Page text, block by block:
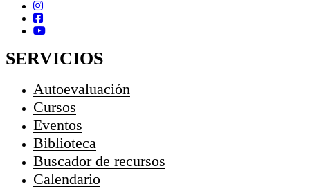
SERVICIOS
Autoevaluación
Cursos
Eventos
Biblioteca
Buscador de recursos
Calendario